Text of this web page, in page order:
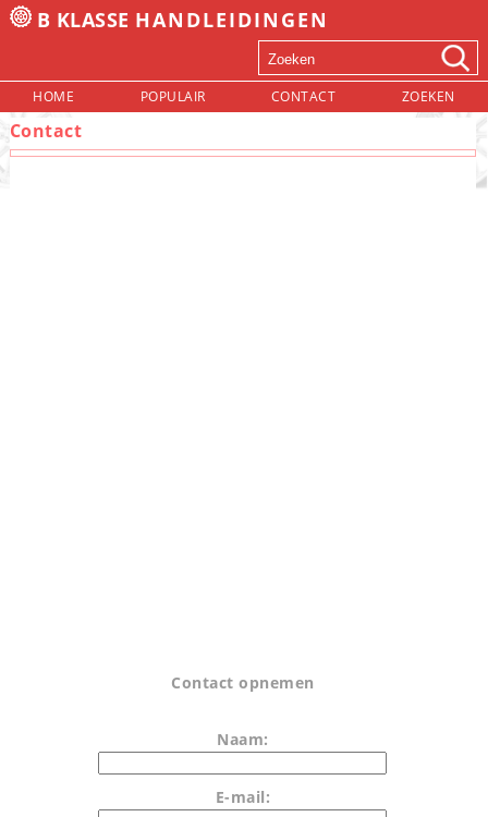
B KLASSE HANDLEIDINGEN
HOME POPULAIR CONTACT ZOEKEN
Contact
Contact opnemen
Naam:
E-mail: